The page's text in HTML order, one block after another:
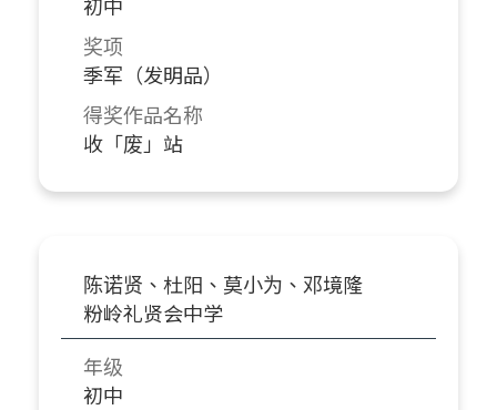
奖项
季军（发明品）
得奖作品名称
收「废」站
陈诺贤、杜阳、莫小为、邓境隆
粉岭礼贤会中学
年级
初中